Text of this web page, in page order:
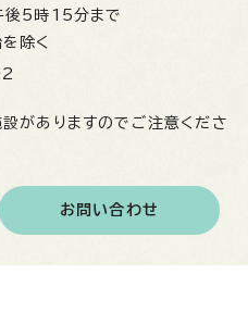
5時15分まで
除く
がありますのでご注意くださ
お問い合わせ